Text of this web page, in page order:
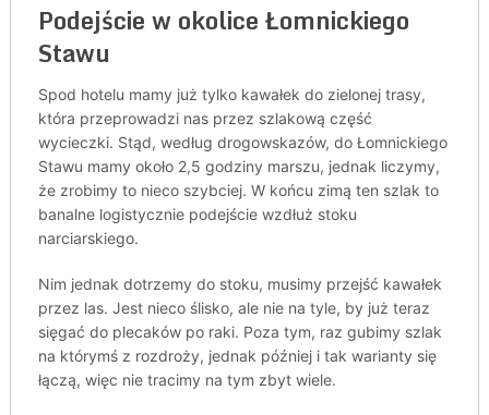
Podejście w okolice Łomnickiego
Stawu
Spod hotelu mamy już tylko kawałek do zielonej trasy,
która przeprowadzi nas przez szlakową część
wycieczki. Stąd, według drogowskazów, do Łomnickiego
Stawu mamy około 2,5 godziny marszu, jednak liczymy,
że zrobimy to nieco szybciej. W końcu zimą ten szlak to
banalne logistycznie podejście wzdłuż stoku
narciarskiego.
Nim jednak dotrzemy do stoku, musimy przejść kawałek
przez las. Jest nieco ślisko, ale nie na tyle, by już teraz
sięgać do plecaków po raki. Poza tym, raz gubimy szlak
na którymś z rozdroży, jednak później i tak warianty się
łączą, więc nie tracimy na tym zbyt wiele.